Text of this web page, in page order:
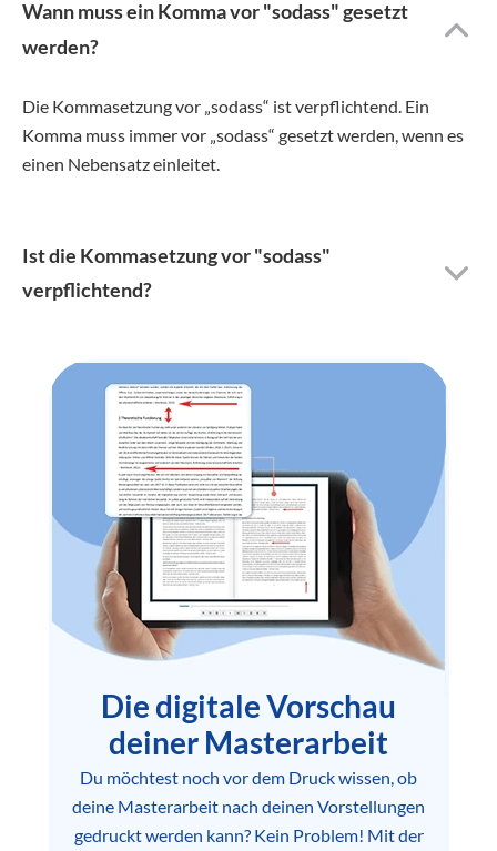
Wann muss ein Komma vor "sodass" gesetzt
werden?
Die Kommasetzung vor „sodass“ ist verpflichtend. Ein
Komma muss immer vor „sodass“ gesetzt werden, wenn es
einen Nebensatz einleitet.
Ist die Kommasetzung vor "sodass"
verpflichtend?
Die digitale Vorschau
deiner Masterarbeit
Du möchtest noch vor dem Druck wissen, ob
deine Masterarbeit nach deinen Vorstellungen
gedruckt werden kann? Kein Problem! Mit der